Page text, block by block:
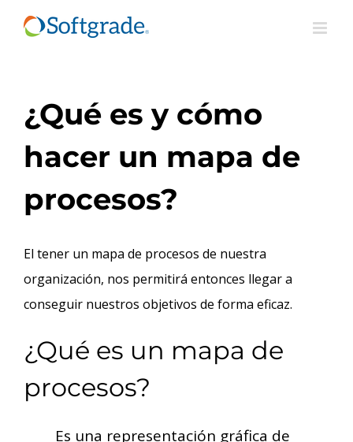
Saltar
¿Qué es y cómo
hacer un mapa de
procesos?
El tener un mapa de procesos de nuestra
organización, nos permitirá entonces llegar a
conseguir nuestros objetivos de forma eficaz.
¿Qué es un mapa de
procesos?
Es una representación gráfica de